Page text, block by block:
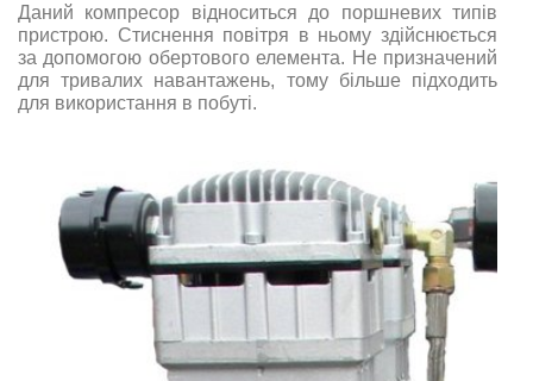
Даний компресор відноситься до поршневих типів
пристрою. Стиснення повітря в ньому здійснюється
за допомогою обертового елемента. Не призначений
для тривалих навантажень, тому більше підходить
для використання в побуті.